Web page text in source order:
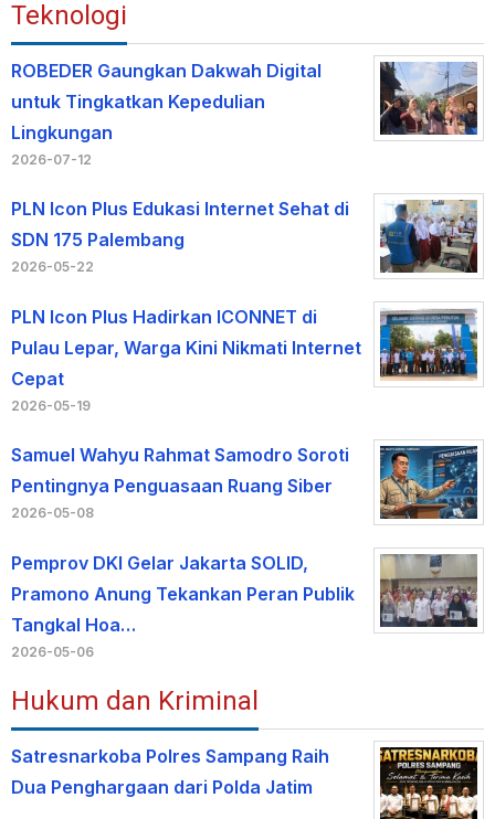
Teknologi
ROBEDER Gaungkan Dakwah Digital
untuk Tingkatkan Kepedulian
Lingkungan
2026-07-12
PLN Icon Plus Edukasi Internet Sehat di
SDN 175 Palembang
2026-05-22
PLN Icon Plus Hadirkan ICONNET di
Pulau Lepar, Warga Kini Nikmati Internet
Cepat
2026-05-19
Samuel Wahyu Rahmat Samodro Soroti
Pentingnya Penguasaan Ruang Siber
2026-05-08
Pemprov DKI Gelar Jakarta SOLID,
Pramono Anung Tekankan Peran Publik
Tangkal Hoa…
2026-05-06
Hukum dan Kriminal
Satresnarkoba Polres Sampang Raih
Dua Penghargaan dari Polda Jatim